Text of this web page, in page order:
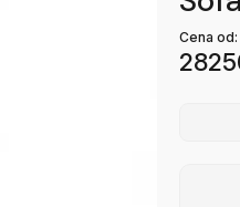
Cena od: